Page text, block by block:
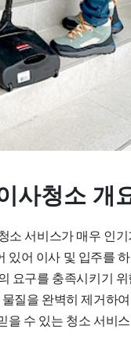
사청소 개
소 서비스가 매우 인
있어 이사 및 입주를
요구를 충족시키기
질을 완벽히 제거하
을 수 있는 청소 서비